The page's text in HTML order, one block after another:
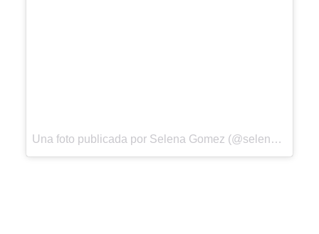
Una foto publicada por Selena Gomez (@selenagomez) el